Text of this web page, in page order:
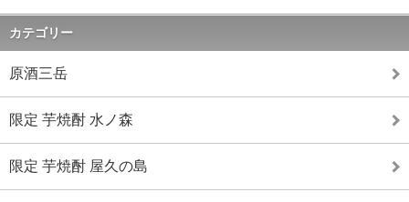
■東北地域－１個１４０㎝ ヤマト（１，５3０円）
■北海道地域－１個１４０㎝ ヤマト（２，７２８
円）
■沖縄地域－１個１４０㎝ ヤマト（３，２７８円）
パック料金表です.】 ■関東・信越地域－１個（１，
８１４円） ■関西地域－１個（１，５２１円） ■近
北地域－１個（２，０１６円） ■九州地域－１個
（１，４２９円） ■鹿児島地域－１個（１，３７４
カテゴリー
原酒三岳
限定 芋焼酎 水ノ森
限定 芋焼酎 屋久の島